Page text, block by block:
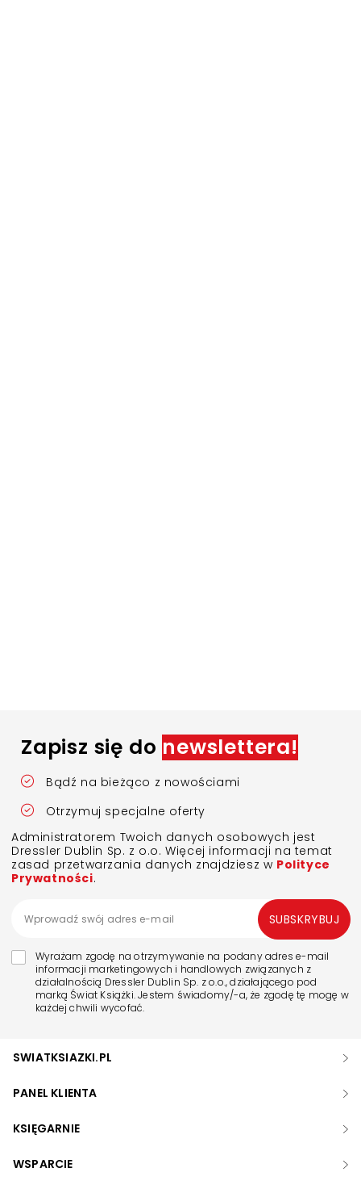
Zapisz się do newslettera!
Bądź na bieżąco z nowościami
Otrzymuj specjalne oferty
Administratorem Twoich danych osobowych jest
Dressler Dublin Sp. z o.o. Więcej informacji na temat
zasad przetwarzania danych znajdziesz w Polityce
Prywatności.
Wyrażam zgodę na otrzymywanie na podany adres e-mail
informacji marketingowych i handlowych związanych z
działalnością Dressler Dublin Sp. z o.o., działającego pod
marką Świat Książki. Jestem świadomy/-a, że zgodę tę mogę w
każdej chwili wycofać.
SUBSKRYBUJ
SWIATKSIAZKI.PL
PANEL KLIENTA
KSIĘGARNIE
WSPARCIE